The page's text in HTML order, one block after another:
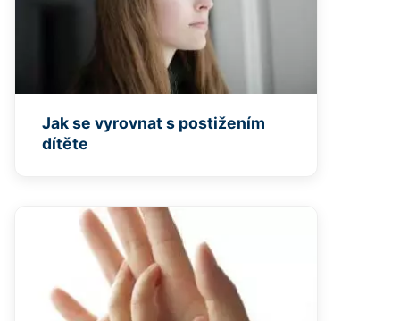
Jak se vyrovnat s postižením
dítěte